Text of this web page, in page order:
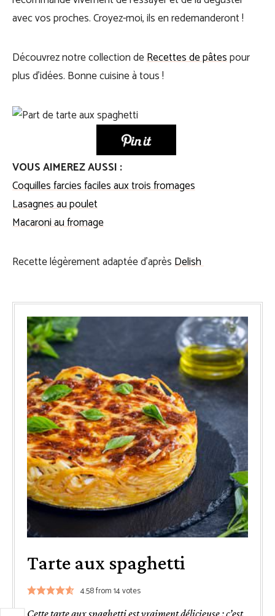
avec vos proches. Croyez-moi, ils en redemanderont !
Découvrez notre collection deRecettes de pâtespour
plus d’idées. Bonne cuisine à tous !
VOUS AIMEREZ AUSSI :
Coquilles farcies faciles aux trois fromages
Lasagnes au poulet
Macaroni au fromage
Recette légèrement adaptée d’aprèsDelish
Tarte aux spaghetti
4.58from14votes
Cette tarte aux spaghetti est vraiment délicieuse : c’est